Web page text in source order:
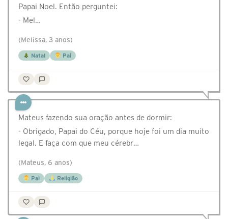
Papai Noel. Então perguntei:
- Mel…
(Melissa, 3 anos)
Natal Pai
Mateus fazendo sua oração antes de dormir:
- Obrigado, Papai do Céu, porque hoje foi um dia muito
legal. E faça com que meu cérebr…
(Mateus, 6 anos)
Pai Religião